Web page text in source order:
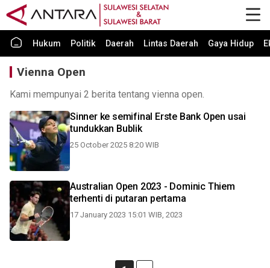
Hukum Politik Daerah Lintas Daerah Gaya Hidup
Vienna Open
Kami mempunyai 2 berita tentang vienna open.
Sinner ke semifinal Erste Bank Open usai
tundukkan Bublik
25 October 2025 8:20 WIB
Australian Open 2023 - Dominic Thiem
terhenti di putaran pertama
17 January 2023 15:01 WIB, 2023